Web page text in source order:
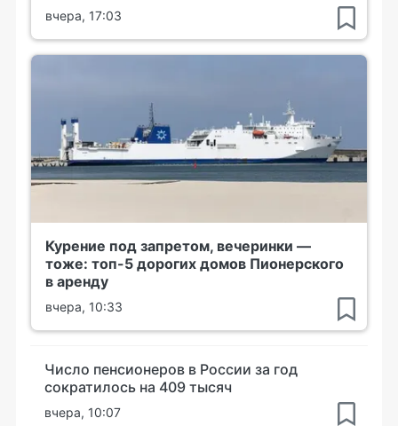
вчера, 17:03
Курение под запретом, вечеринки —
тоже: топ-5 дорогих домов Пионерского
в аренду
вчера, 10:33
Число пенсионеров в России за год
сократилось на 409 тысяч
вчера, 10:07